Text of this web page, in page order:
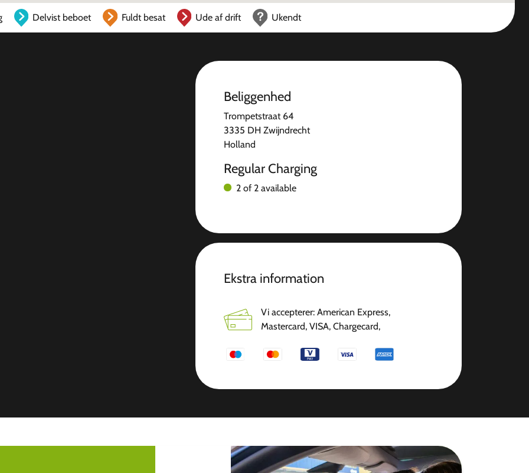
Delvist beboet Fuldt besat Ude af drift Ukendt
Beliggenhed
Trompetstraat 64
3335 DH Zwijndrecht
Holland
Regular Charging
2 of 2 available
Ekstra information
Vi accepterer: American Express,
Mastercard, VISA, Chargecard,